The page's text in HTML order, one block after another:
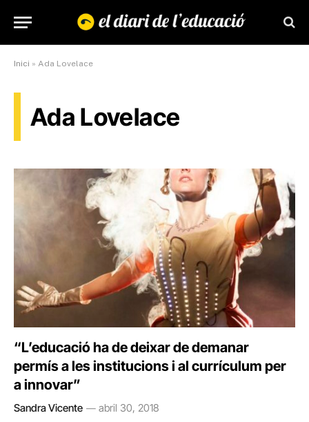
Inici » Ada Lovelace
Ada Lovelace
“L’educació ha de deixar de demanar
permís a les institucions i al currículum per
a innovar”
Sandra Vicente abril 30, 2018